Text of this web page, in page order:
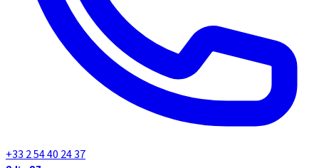
+33 2 54 40 24 37